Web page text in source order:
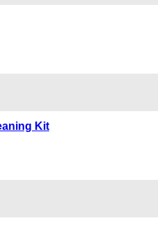
Kit